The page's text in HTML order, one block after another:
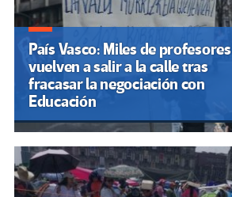
País Vasco: Miles de profesores
vuelven a salir a la calle tras
fracasar la negociación con
Educación